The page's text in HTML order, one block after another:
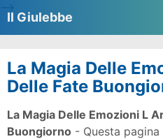
Il Giulebbe
La Magia Delle
Delle Fate
La Magia Delle Emozioni L
Buongiorno - Questa